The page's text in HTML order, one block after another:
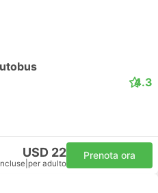
4.3
USD 22
per adulto
Prenota ora